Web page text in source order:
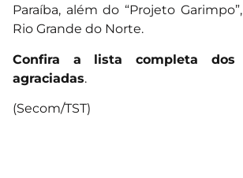
Paraíba, além do “Projeto
Rio Grande do Norte.
Confira a lista completa dos
agraciadas.
(Secom/TST)